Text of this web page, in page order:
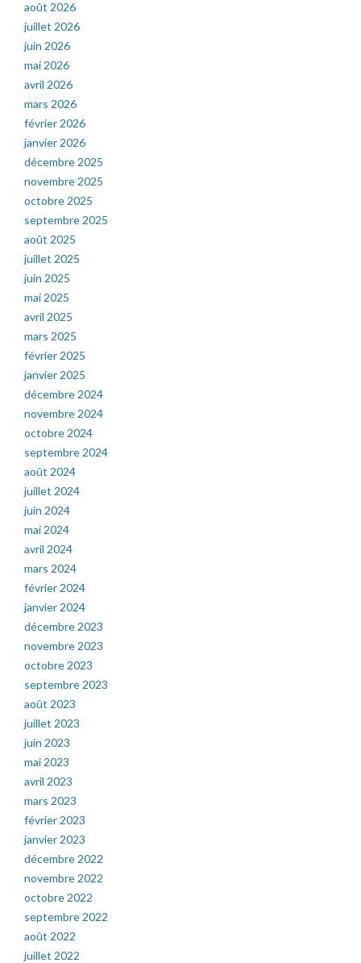
août 2026
juillet 2026
juin 2026
mai 2026
avril 2026
mars 2026
février 2026
janvier 2026
décembre 2025
novembre 2025
octobre 2025
septembre 2025
août 2025
juillet 2025
juin 2025
mai 2025
avril 2025
mars 2025
février 2025
janvier 2025
décembre 2024
novembre 2024
octobre 2024
septembre 2024
août 2024
juillet 2024
juin 2024
mai 2024
avril 2024
mars 2024
février 2024
janvier 2024
décembre 2023
novembre 2023
octobre 2023
septembre 2023
août 2023
juillet 2023
juin 2023
mai 2023
avril 2023
mars 2023
février 2023
janvier 2023
décembre 2022
novembre 2022
octobre 2022
septembre 2022
août 2022
juillet 2022